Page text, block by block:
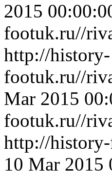
2015
footuk.ru//
http://history-
footuk.ru//
Mar 2015
footuk.ru//
http://
10 Mar 2015